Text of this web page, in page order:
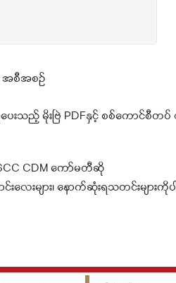
အစီအစဉ်
ပေးသည့် မိုးဗြဲ PDFနှင့် စစ်ကောင်စီတ
CDM ကော်မတီဆို
ျား၊ နောက်ဆုံးရသတင်းများကိုပ